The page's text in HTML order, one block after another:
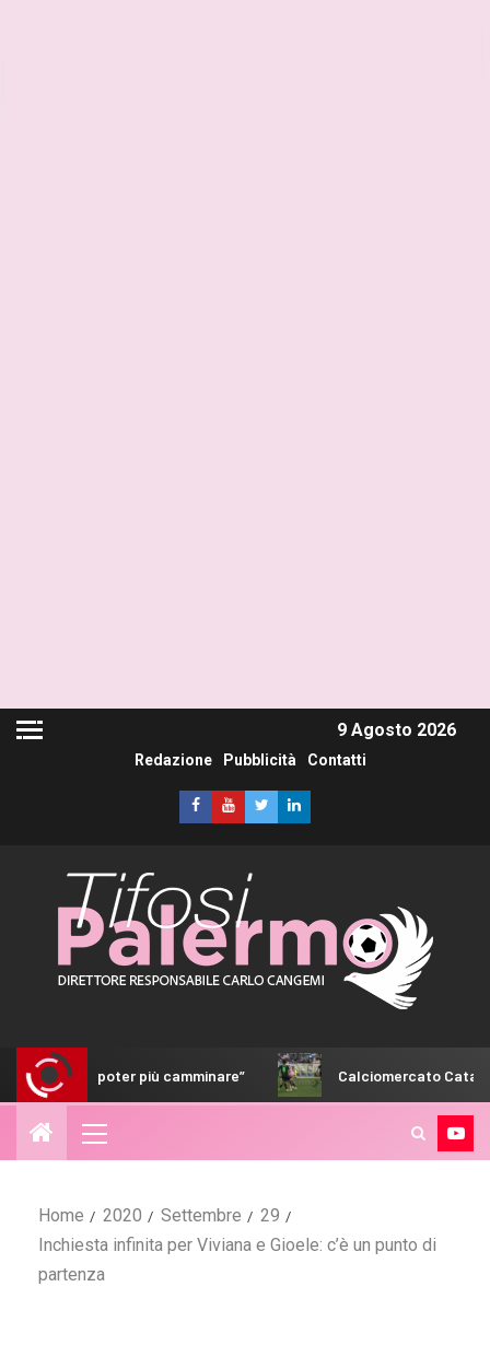
9 Agosto 2026
Redazione Pubblicità Contatti
più camminare” Calciomercato Catanzaro, fumata
Home 2020 Settembre
29
Inchiesta infinita per Viviana e Gioele: c’è un punto di
partenza